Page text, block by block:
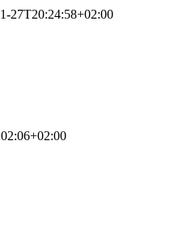
27T20:24:58+02:00